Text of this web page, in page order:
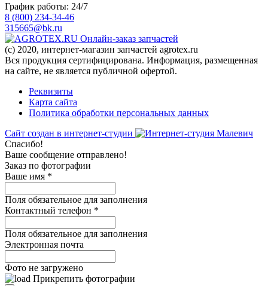
График работы: 24/7
8 (800) 234-34-46
315665@bk.ru
Онлайн-заказ запчастей
(c) 2020, интернет-магазин запчастей agrotex.ru
Вся продукция сертифицирована. Информация, размещенная
на сайте, не является публичной офертой.
Реквизиты
Карта сайта
Политика обработки персональных данных
Сайт создан в интернет-студии
Спасибо!
Ваше сообщение отправлено!
Заказ по фотографии
Ваше имя *
Поля обязательное для заполнения
Контактный телефон *
Поля обязательное для заполнения
Электронная почта
Фото не загружено
Прикрепить фотографии